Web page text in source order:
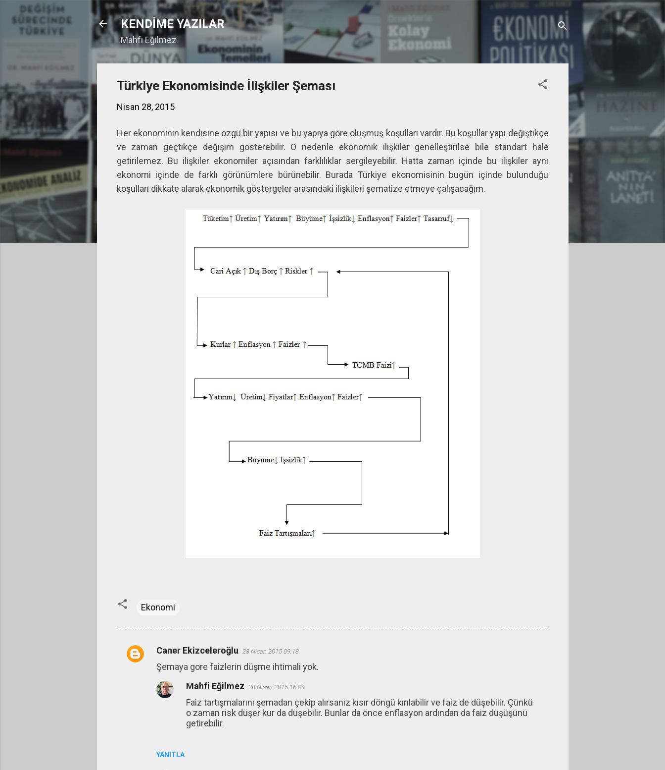
Ana içeriğe atla
KENDİME YAZILAR
Mahfi Eğilmez
Türkiye Ekonomisinde İlişkiler Şeması
Nisan 28, 2015
Her ekonominin kendisine özgü bir yapısı ve bu yapıya göre oluşmuş koşulları vardır. Bu koşullar yapı değiştikçe
ve zaman geçtikçe değişim gösterebilir. O nedenle ekonomik ilişkiler genelleştirilse bile standart hale
getirilemez. Bu ilişkiler ekonomiler açısından farklılıklar sergileyebilir. Hatta zaman içinde bu ilişkiler aynı
ekonomi içinde de farklı görünümlere bürünebilir. Burada Türkiye ekonomisinin bugün içinde bulunduğu
koşulları dikkate alarak ekonomik göstergeler arasındaki ilişkileri şematize etmeye çalışacağım.
Ekonomi
Y
Caner Ekizceleroğlu 28 Nisan 2015 09:18
Şemaya gore faizlerin düşme ihtimali yok.
YANITLA
Mahfi Eğilmez 28 Nisan 2015 16:04
Faiz tartışmalarını şemadan çekip alırsanız kısır döngü kırılabilir ve faiz de düşebilir. Çünkü
o zaman risk düşer kur da düşebilir. Bunlar da önce enflasyon ardından da faiz düşüşünü
getirebilir.